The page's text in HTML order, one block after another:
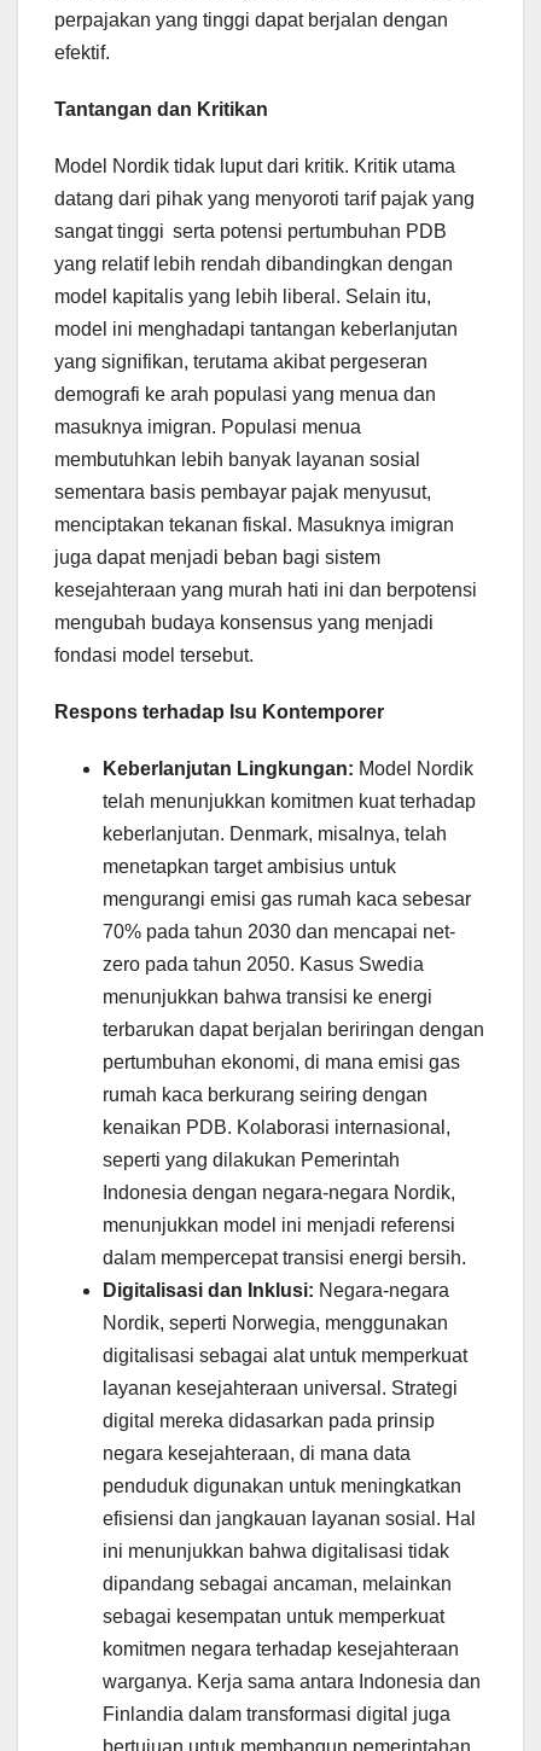
perpajakan yang tinggi dapat berjalan dengan
efektif.
Tantangan dan Kritikan
Model Nordik tidak luput dari kritik. Kritik utama
datang dari pihak yang menyoroti tarif pajak yang
sangat tinggi serta potensi pertumbuhan PDB
yang relatif lebih rendah dibandingkan dengan
model kapitalis yang lebih liberal. Selain itu,
model ini menghadapi tantangan keberlanjutan
yang signifikan, terutama akibat pergeseran
demografi ke arah populasi yang menua dan
masuknya imigran. Populasi menua
membutuhkan lebih banyak layanan sosial
sementara basis pembayar pajak menyusut,
menciptakan tekanan fiskal. Masuknya imigran
juga dapat menjadi beban bagi sistem
kesejahteraan yang murah hati ini dan berpotensi
mengubah budaya konsensus yang menjadi
fondasi model tersebut.
Respons terhadap Isu Kontemporer
Keberlanjutan Lingkungan: Model Nordik
telah menunjukkan komitmen kuat terhadap
keberlanjutan. Denmark, misalnya, telah
menetapkan target ambisius untuk
mengurangi emisi gas rumah kaca sebesar
70% pada tahun 2030 dan mencapai net-
zero pada tahun 2050. Kasus Swedia
menunjukkan bahwa transisi ke energi
terbarukan dapat berjalan beriringan dengan
pertumbuhan ekonomi, di mana emisi gas
rumah kaca berkurang seiring dengan
kenaikan PDB. Kolaborasi internasional,
seperti yang dilakukan Pemerintah
Indonesia dengan negara-negara Nordik,
menunjukkan model ini menjadi referensi
dalam mempercepat transisi energi bersih.
Digitalisasi dan Inklusi: Negara-negara
Nordik, seperti Norwegia, menggunakan
digitalisasi sebagai alat untuk memperkuat
layanan kesejahteraan universal. Strategi
digital mereka didasarkan pada prinsip
negara kesejahteraan, di mana data
penduduk digunakan untuk meningkatkan
efisiensi dan jangkauan layanan sosial. Hal
ini menunjukkan bahwa digitalisasi tidak
dipandang sebagai ancaman, melainkan
sebagai kesempatan untuk memperkuat
komitmen negara terhadap kesejahteraan
warganya. Kerja sama antara Indonesia dan
Finlandia dalam transformasi digital juga